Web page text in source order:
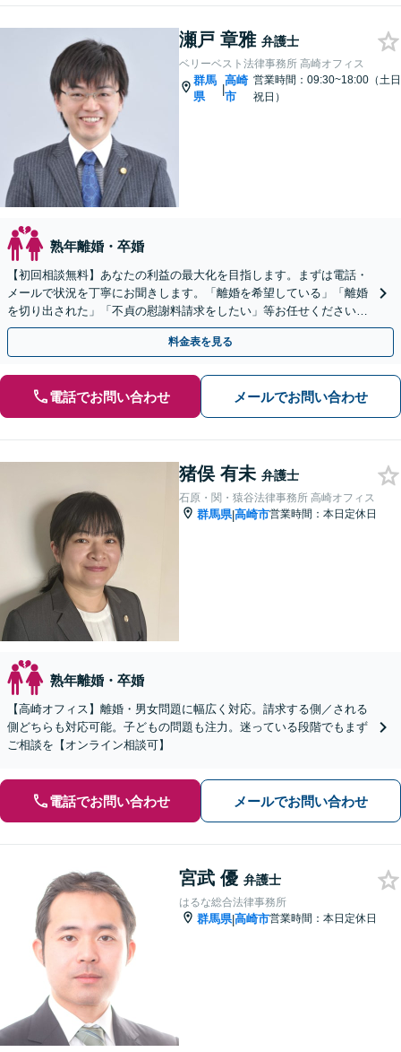
瀬戸 章雅 弁護士
ベリーベスト法律事務所 高崎オフィス
群馬
県
|
高崎
市
営業時間：09:30~18:00（土日
祝日）
熟年離婚・卒婚
【初回相談無料】あなたの利益の最大化を目指します。まずは電話・
メールで状況を丁寧にお聞きします。「離婚を希望している」「離婚
を切り出された」「不貞の慰謝料請求をしたい」等お任せください。
【リーズナブルな料金設定】
料金表を見る
電話でお問い合わせ メールでお問い合わせ
猪俣 有未 弁護士
石原・関・猿谷法律事務所 高崎オフィス
群馬県|高崎市営業時間：本日定休日
熟年離婚・卒婚
【高崎オフィス】離婚・男女問題に幅広く対応。請求する側／される
側どちらも対応可能。子どもの問題も注力。迷っている段階でもまず
ご相談を【オンライン相談可】
電話でお問い合わせ メールでお問い合わせ
宮武 優 弁護士
はるな総合法律事務所
群馬県|高崎市営業時間：本日定休日